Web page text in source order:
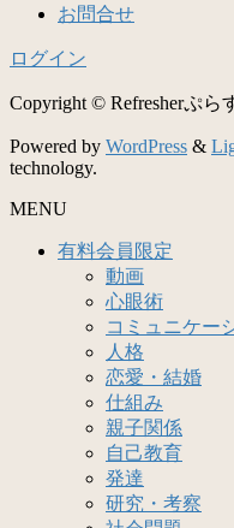
お問合せ
ログイン
Copyright © Refresherぷら
Powered by WordPress &
technology.
MENU
有料会員限定
動画
心眼術
コミュニケー
人格
恋愛・結婚
仕組み
親子関係
自己教育
発達
研究・考察